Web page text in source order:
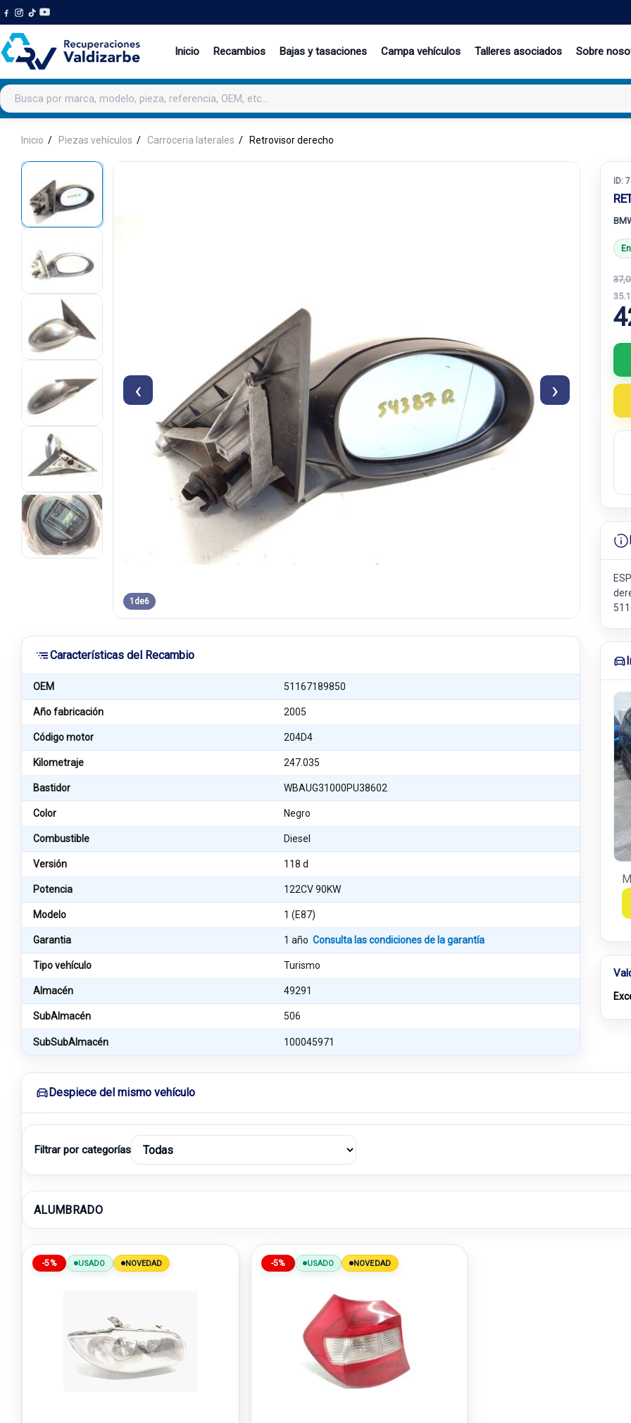
Inicio Recambios Bajas y tasaciones Campa vehículos Talleres asociados Sobre
Buscar productos
Inicio Piezas vehículos Carroceria laterales Retrovisor derecho
‹ ›
1 de6
Características del Recambio
OEM 51167189850
Año fabricación 2005
Código motor 204D4
Kilometraje 247.035
Bastidor WBAUG31000PU38602
Color Negro
Combustible Diesel
Versión 118 d
Potencia 122CV 90KW
Modelo 1 (E87)
Garantia 1 añoConsulta las condiciones de la garantía
Tipo vehículo Turismo
Almacén 49291
SubAlmacén 506
SubSubAlmacén 100045971
ID:
Despiece del mismo vehículo
Filtrar por categorías
ALUMBRADO
-5% USADO NOVEDAD -5% USADO NOVEDAD